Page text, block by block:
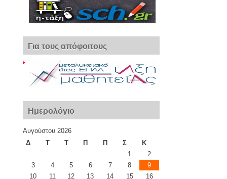
Για τους απόφοιτους
Ημερολόγιο
Αυγούστου 2026
Δ
Τ Τ Π Π Σ Κ
1
2
3
4 5 6 7 8
9
10
11 12 13 14 15
16